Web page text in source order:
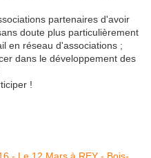
partenaires d'avoir
doute plus particulièrement
en réseau d'associations ;
dans le développement des
!